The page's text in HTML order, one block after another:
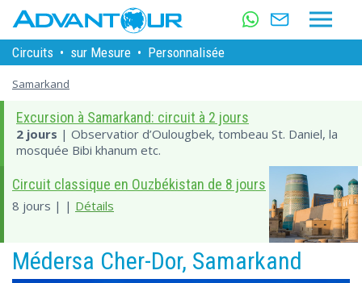
Circuits • sur Mesure • Personnalisée
Samarkand
Excursion à Samarkand: circuit à 2 jours
2 jours | Observatior d’Oulougbek, tombeau St. Daniel, la
mosquée Bibi khanum etc.
Circuit classique en Ouzbékistan de 8 jours
8 jours | | Détails
Médersa Cher-Dor, Samarkand